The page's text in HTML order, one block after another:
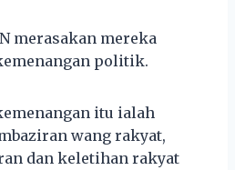
merasakan mereka
politik.
itu ialah
wang rakyat,
dan keletihan rakyat